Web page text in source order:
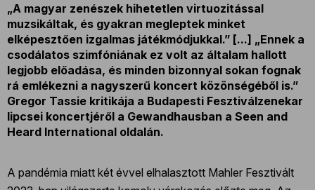
„A magyar zenészek hihetetlen virtuozitással
muzsikáltak, és gyakran megleptek minket
elképesztően izgalmas játékmódjukkal.” [...] „Ennek a
csodálatos szimfóniának ez volt az általam hallott
legjobb előadása, és minden bizonnyal sokan fognak
rá emlékezni a nagyszerű koncert közönségéből is.”
Gregor Tassie kritikája a Budapesti Fesztiválzenekar
lipcsei koncertjéről a Gewandhausban a Seen and
Heard International oldalán.
A pandémia miatt két évvel elhalasztott Mahler Fesztivált